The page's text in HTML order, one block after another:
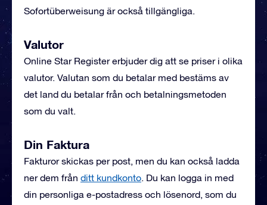
Sofortüberweisung är också tillgängliga.
Valutor
Online Star Register erbjuder dig att se priser i olika
valutor. Valutan som du betalar med bestäms av
det land du betalar från och betalningsmetoden
som du valt.
Din Faktura
Fakturor skickas per post, men du kan också ladda
ner dem från ditt kundkonto. Du kan logga in med
din personliga e-postadress och lösenord, som du